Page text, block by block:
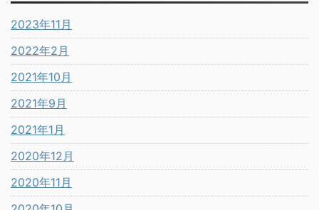
2023年11月
2022年2月
2021年10月
2021年9月
2021年1月
2020年12月
2020年11月